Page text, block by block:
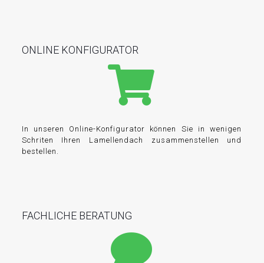
ONLINE KONFIGURATOR
In unseren Online-Konfigurator können Sie in wenigen
Schriten Ihren Lamellendach zusammenstellen und
bestellen.
FACHLICHE BERATUNG